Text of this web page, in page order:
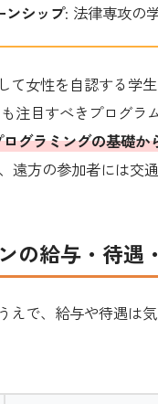
ンシップ: 法律専攻の
て女性を自認する学
注目すべきプログラ
グラミングの基礎
遠方の参加者には交
の給与・待遇
えで、給与や待遇は